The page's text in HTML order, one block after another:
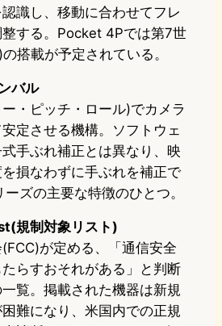
識し、移動に合わせてフレ
する。Pocket 4Pでは第7世
搭載が予定されている。
バル
・ピッチ・ロール)でカメラ
定させる機構。ソフトウェ
手ぶれ補正とは異なり、映
損なわずに手ぶれを補正で
ズの主要な特徴のひとつ。
規制対象リスト)
が定める、「通信安全
らすおそれがある」と判断
覧。掲載された機器は新規
難になり、米国内での正規